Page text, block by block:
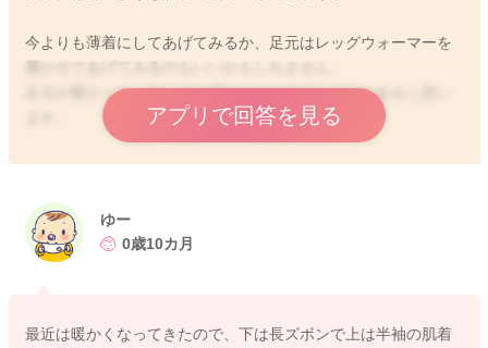
化が出てくるようになります。
いくうちに変わってくるように思います。
どうぞよろしくお願いします。
今よりも薄着にしてあげてみるか、足元はレッグウォーマーを
履かせてあげてみるのもいいかもしれません。
足元が暖かくなっていると眠りにつきやすいことがあると思い
暑さもあって、寝にくいこともありそうでしょうか？
アプリで回答を見る
ゆー
0歳10カ月
最近は暖かくなってきたので、下は長ズボンで上は半袖の肌着